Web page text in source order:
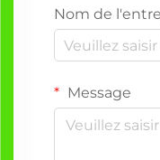
Nom de
Message